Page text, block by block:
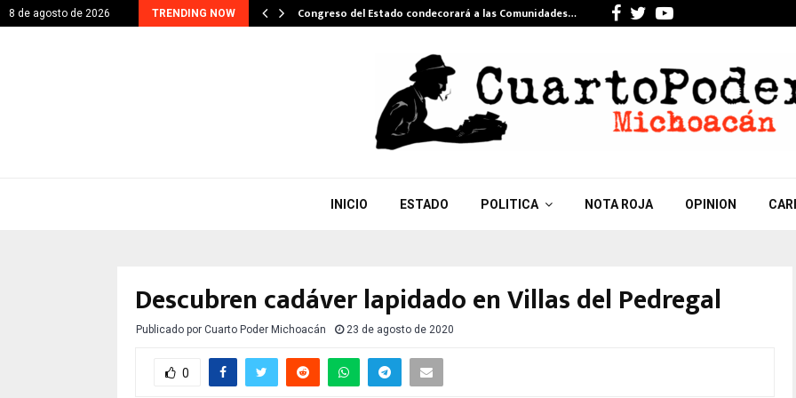
8 de agosto de 2026 TRENDING NOW
EN GESTIÓN DE… Congreso del Estado condecorará a las Comunidades… Facebook
TwitterYoutube
INICIO ESTADO POLITICA NOTA ROJA OPINION
Descubren cadáver lapidado en Villas del Pedregal
Publicado por Cuarto Poder Michoacán 23 de agosto de 2020
0